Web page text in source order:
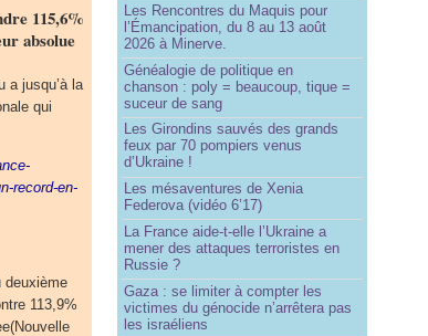
115,6%
absolue
a jusqu’à la
qui
record-en-
deuxième
113,9%
Les Rencontres du Maquis pour
l’Émancipation, du 8 au 13 août
2026 à Minerve.
Généalogie de politique en
chanson : poly = beaucoup, tique =
suceur de sang
Les Girondins sauvés des grands
feux par 70 pompiers venus
d’Ukraine !
Les mésaventures de Xenia
Federova (vidéo 6’17)
La France aide-t-elle l’Ukraine a
mener des attaques terroristes en
Russie ?
Gaza : se limiter à compter les
victimes du génocide n’arrêtera pas
les israéliens